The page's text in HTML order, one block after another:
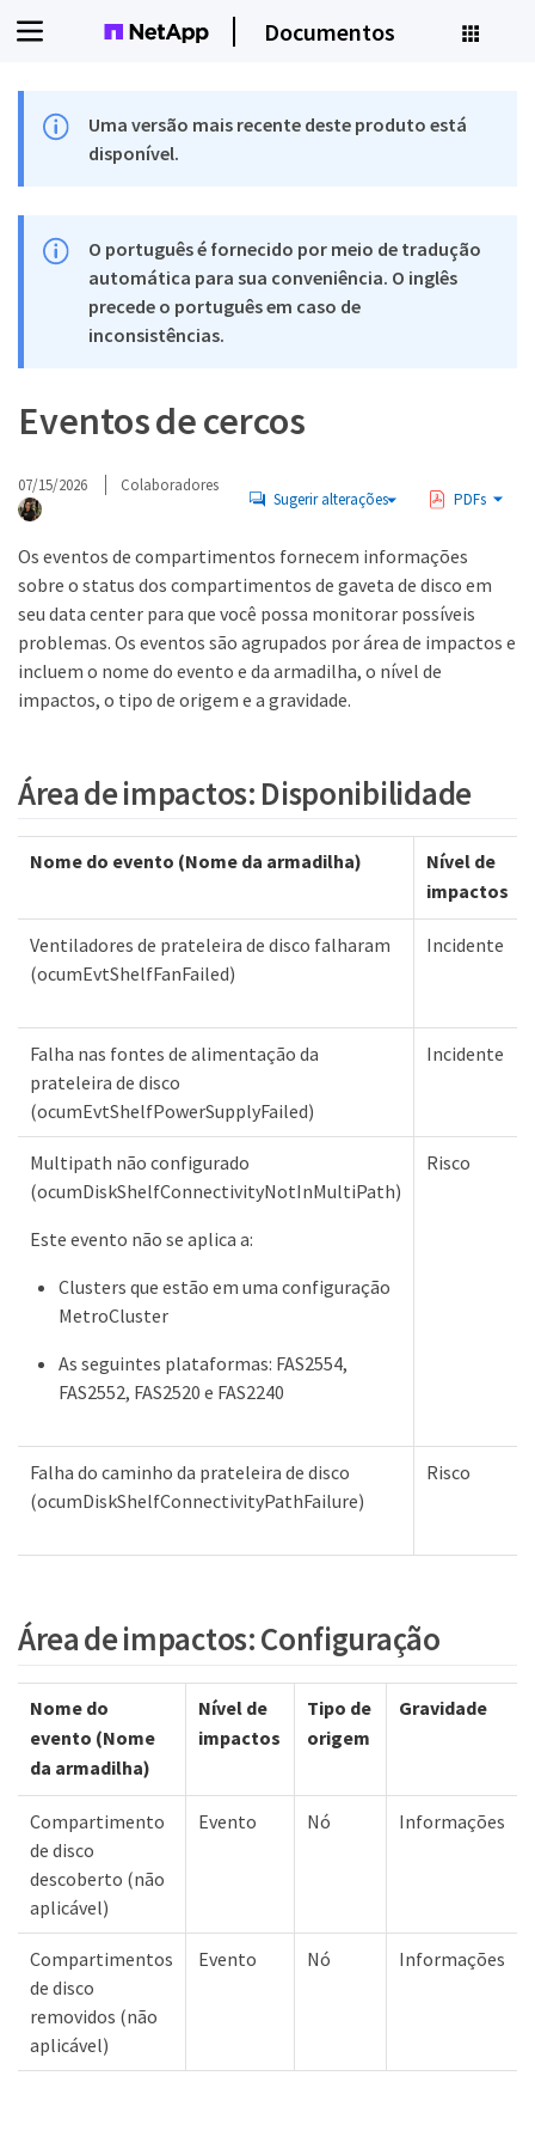
Documentos
Uma versão mais recente deste produto está
disponível.
O português é fornecido por meio de tradução
automática para sua conveniência. O inglês
precede o português em caso de
inconsistências.
Eventos de cercos
07/15/2026 Colaboradores
Sugerir alterações PDFs
Os eventos de compartimentos fornecem informações
sobre o status dos compartimentos de gaveta de disco em
seu data center para que você possa monitorar possíveis
problemas. Os eventos são agrupados por área de impactos e
incluem o nome do evento e da armadilha, o nível de
impactos, o tipo de origem e a gravidade.
Área de impactos: Disponibilidade
Nome do evento (Nome da armadilha)
Nível de
impactos
Ventiladores de prateleira de disco falharam
(ocumEvtShelfFanFailed)
Incidente
Falha nas fontes de alimentação da
prateleira de disco
(ocumEvtShelfPowerSupplyFailed)
Incidente
Multipath não configurado
(ocumDiskShelfConnectivityNotInMultiPath)
Este evento não se aplica a:
Clusters que estão em uma configuração
MetroCluster
As seguintes plataformas: FAS2554,
FAS2552, FAS2520 e FAS2240
Risco
Falha do caminho da prateleira de disco
(ocumDiskShelfConnectivityPathFailure)
Risco
Área de impactos: Configuração
Nome do
evento (Nome
da armadilha)
Nível de
impactos
Tipo de
origem
Gravidade
Compartimento
de disco
descoberto (não
aplicável)
Evento Nó Informações
Compartimentos
de disco
removidos (não
aplicável)
Evento Nó Informações